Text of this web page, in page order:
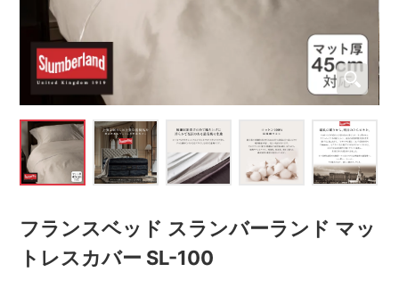
フランスベッド スランバーランド マッ
トレスカバー SL-100